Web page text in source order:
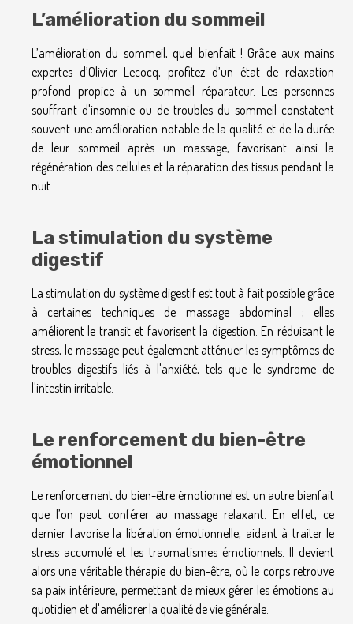
L’amélioration du sommeil
L’amélioration du sommeil, quel bienfait ! Grâce aux mains
expertes d’Olivier Lecocq, profitez d’un état de relaxation
profond propice à un sommeil réparateur. Les personnes
souffrant d'insomnie ou de troubles du sommeil constatent
souvent une amélioration notable de la qualité et de la durée
de leur sommeil après un massage, favorisant ainsi la
régénération des cellules et la réparation des tissus pendant la
nuit.
La stimulation du système
digestif
La stimulation du système digestif est tout à fait possible grâce
à certaines techniques de massage abdominal ; elles
améliorent le transit et favorisent la digestion. En réduisant le
stress, le massage peut également atténuer les symptômes de
troubles digestifs liés à l'anxiété, tels que le syndrome de
l'intestin irritable.
Le renforcement du bien-être
émotionnel
Le renforcement du bien-être émotionnel est un autre bienfait
que l’on peut conférer au massage relaxant. En effet, ce
dernier favorise la libération émotionnelle, aidant à traiter le
stress accumulé et les traumatismes émotionnels. Il devient
alors une véritable thérapie du bien-être, où le corps retrouve
sa paix intérieure, permettant de mieux gérer les émotions au
quotidien et d'améliorer la qualité de vie générale.